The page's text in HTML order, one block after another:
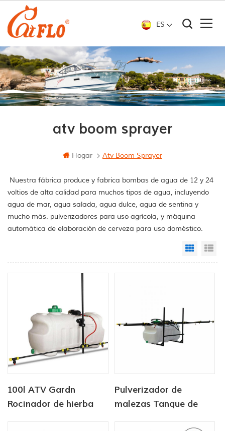
ES
atv boom sprayer
Hogar Atv Boom Sprayer
Nuestra fábrica produce y fabrica bombas de agua de 12 y 24
voltios de alta calidad para muchos tipos de agua, incluyendo
agua de mar, agua salada, agua dulce, agua de sentina y
mucho más. pulverizadores para uso agrícola, y máquina
automática de elaboración de cerveza para uso doméstico.
Grid
100l ATV Gardn
Rocinador de hierba
Pulverizador de
malezas Tanque de